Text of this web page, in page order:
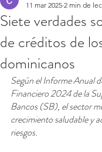
Siete verdades
de créditos de
dominicanos
11 mar 2025 2 min de
Según el Informe Anual
Financiero 2024 de la
Bancos (SB), el sector
crecimiento saludable y
riesgos.